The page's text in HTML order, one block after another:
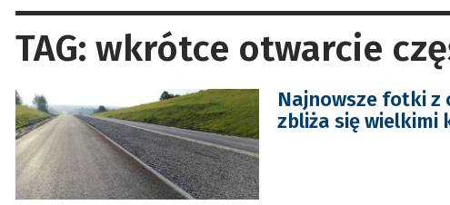
TAG: wkrótce otwarcie
Najnowsze fotki z
zbliża się wielkimi